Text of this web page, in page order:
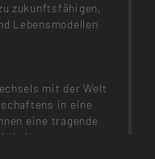
zukunftsfähigen,
Lebensmodellen
mit der Welt
in eine
eine tragende
von morgen